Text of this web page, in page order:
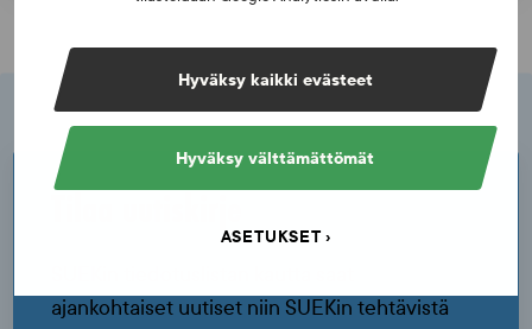
Hyväksy kaikki evästeet
Hyväksy välttämättömät
ASETUKSET
ajankohtaiset uutiset niin SUEKin tehtävistä